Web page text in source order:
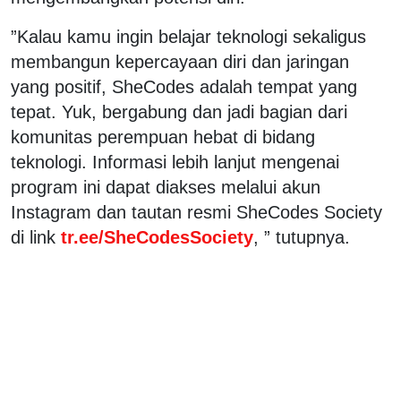
”Kalau kamu ingin belajar teknologi sekaligus
membangun kepercayaan diri dan jaringan
yang positif, SheCodes adalah tempat yang
tepat. Yuk, bergabung dan jadi bagian dari
komunitas perempuan hebat di bidang
teknologi. Informasi lebih lanjut mengenai
program ini dapat diakses melalui akun
Instagram dan tautan resmi SheCodes Society
di link tr.ee/SheCodesSociety, ” tutupnya.